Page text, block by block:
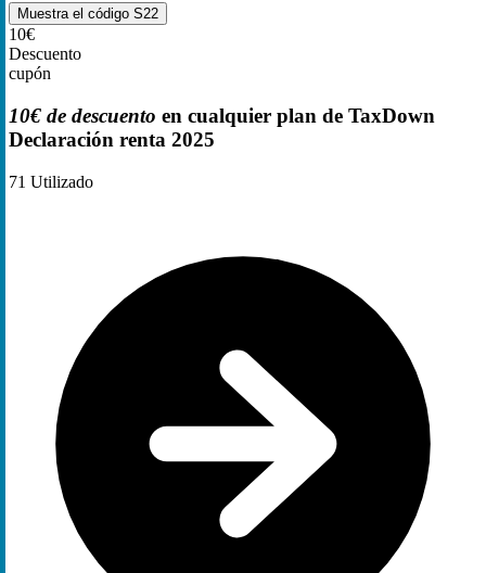
Muestra el código S22
10€
Descuento
cupón
10€ de descuento en cualquier plan de TaxDown
Declaración renta 2025
71 Utilizado